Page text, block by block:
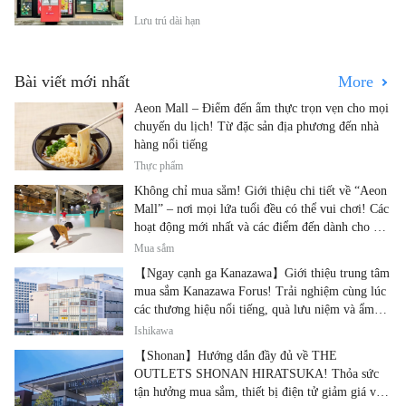
Lưu trú dài hạn
Bài viết mới nhất More
Aeon Mall – Điểm đến ẩm thực trọn vẹn cho mọi
chuyến du lịch! Từ đặc sản địa phương đến nhà
hàng nổi tiếng
Thực phẩm
Không chỉ mua sắm! Giới thiệu chi tiết về “Aeon
Mall” – nơi mọi lứa tuổi đều có thể vui chơi! Các
hoạt động mới nhất và các điểm đến dành cho gia
đình.
Mua sắm
【Ngay cạnh ga Kanazawa】Giới thiệu trung tâm
mua sắm Kanazawa Forus! Trải nghiệm cùng lúc
các thương hiệu nổi tiếng, quà lưu niệm và ẩm
thực địa phương
Ishikawa
【Shonan】Hướng dẫn đầy đủ về THE
OUTLETS SHONAN HIRATSUKA! Thỏa sức
tận hưởng mua sắm, thiết bị điện tử giảm giá và